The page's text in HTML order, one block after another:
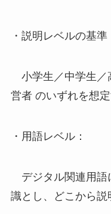
・説明レベルの基準
小学生／中学生／
営者 のいずれを想
・用語レベル：
デジタル関連用語
識とし、どこから説